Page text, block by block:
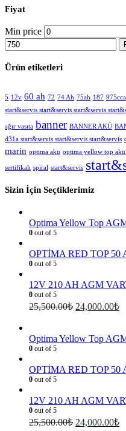
Fiyat
Min price
Ürün etiketleri
5 12v 60 ah 72 74 Ah 75ah 187 975cca
start&servis start&servis start&servis
ağır vasıta banner BANNER AKÜ
d31a start&servis start&servis start&servis
marin optima akü optima yellow top
sertifikalı spiral start&servis
Sizin İçin Seçtiklerimiz
Optima Yellow Top
0 out of 5
OPTİMA RED TOP 50
0 out of 5
12V 210 AH AGM
0 out of 5
25,500.00₺ 24,000.00₺
Optima Yellow Top
0 out of 5
OPTİMA RED TOP 50
0 out of 5
12V 210 AH AGM
0 out of 5
25,500.00₺ 24,000.00₺